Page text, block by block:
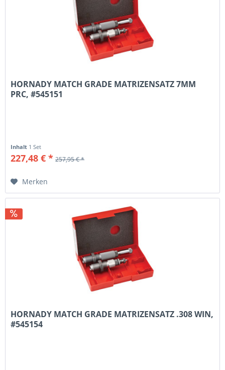
HORNADY MATCH GRADE MATRIZENSATZ 7MM
PRC, #545151
Inhalt 1 Set
227,48 € * 257,95 € *
Merken
HORNADY MATCH GRADE MATRIZENSATZ .308 WIN,
#545154